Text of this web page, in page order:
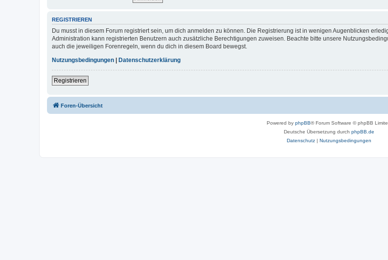
REGISTRIEREN
Du musst in diesem Forum registriert sein, um dich anmelden zu können. Die Registrierung ist in wenigen Augenblicken
Administration kann registrierten Benutzern auch zusätzliche Berechtigungen zuweisen. Beachte bitte unsere
auch die jeweiligen Forenregeln, wenn du dich in diesem Board bewegst.
Nutzungsbedingungen
Datenschutzerklärung
Registrieren
Foren-Übersicht
Powered by phpBB® Forum Software © phpBB
Deutsche Übersetzung durch phpBB.de
Datenschutz| Nutzungsbedingungen